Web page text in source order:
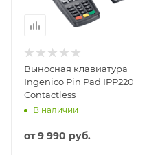
Выносная клавиатура
Ingenico Pin Pad IPP220
Contactless
В наличии
от9 990 руб.